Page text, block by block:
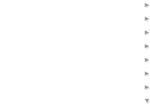
►
►
►
►
►
►
►
▼